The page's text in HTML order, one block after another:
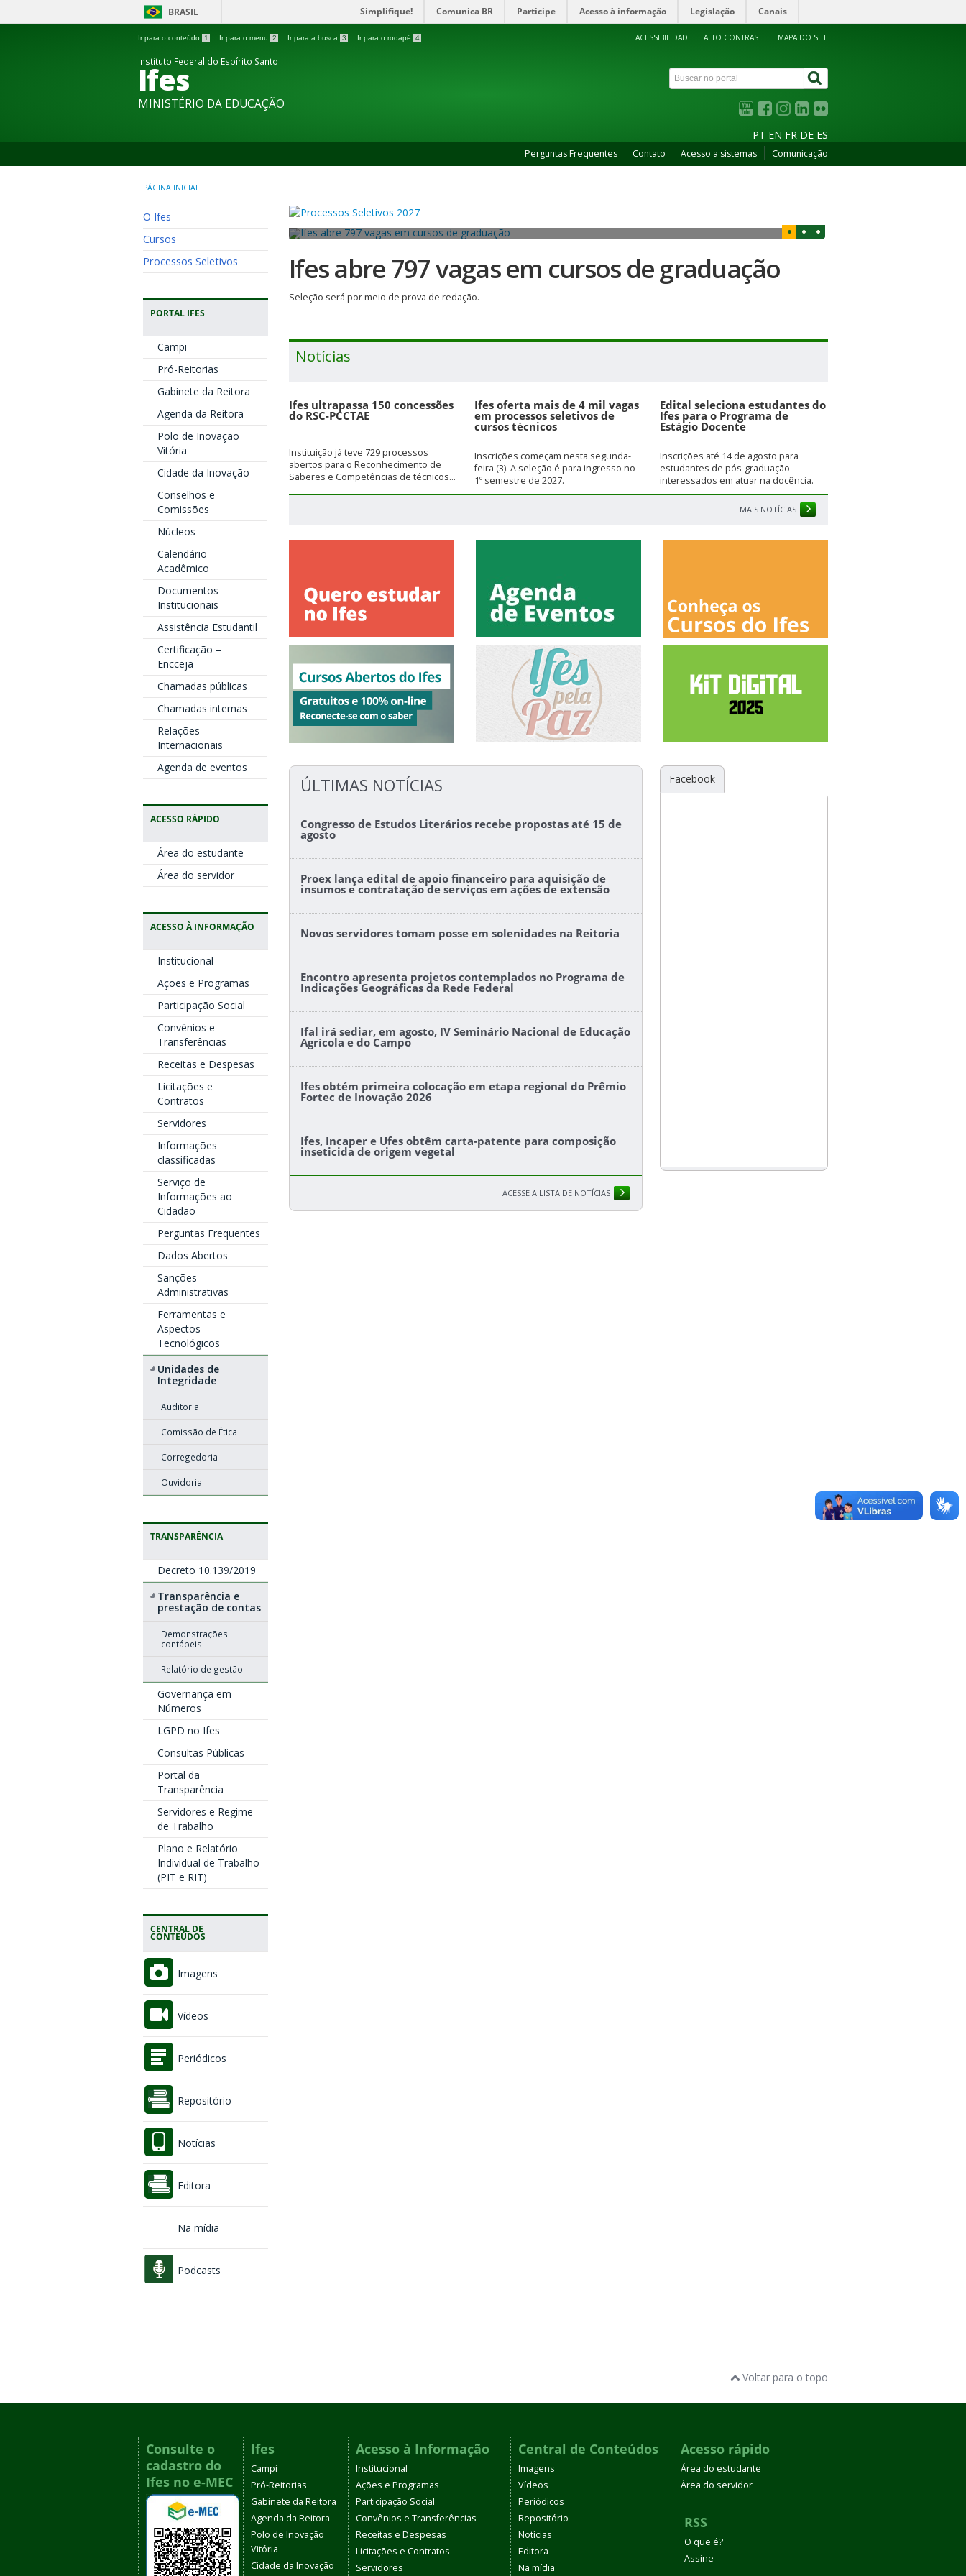
BRASIL Simplifique! Comunica BR Participe Acesso à informação Legislação Canais
Ir para o conteúdo 1 Ir para o menu 2 Ir para a busca 3 Ir para o rodapé 4 ACESSIBILIDADE ALTO CONTRASTE MAPA DO SITE
Instituto Federal do Espírito Santo
Ifes
MINISTÉRIO DA EDUCAÇÃO
PT EN FR DE ES
Perguntas Frequentes Contato Acesso a sistemas Comunicação
PÁGINA INICIAL
O Ifes
Cursos
Processos Seletivos
PORTAL IFES
Campi
Pró-Reitorias
Gabinete da Reitora
Agenda da Reitora
Polo de Inovação
Vitória
Cidade da Inovação
Conselhos e
Comissões
Núcleos
Calendário
Acadêmico
Documentos
Institucionais
Assistência Estudantil
Certificação –
Encceja
Chamadas públicas
Chamadas internas
Relações
Internacionais
Agenda de eventos
ACESSO RÁPIDO
Área do estudante
Área do servidor
ACESSO À INFORMAÇÃO
Institucional
Ações e Programas
Participação Social
Convênios e
Transferências
Receitas e Despesas
Licitações e
Contratos
Servidores
Informações
classificadas
Serviço de
Informações ao
Cidadão
Perguntas Frequentes
Dados Abertos
Sanções
Administrativas
Ferramentas e
Aspectos
Tecnológicos
Unidades de
Integridade
Auditoria
Comissão de Ética
Corregedoria
Ouvidoria
TRANSPARÊNCIA
Decreto 10.139/2019
Transparência e
prestação de contas
Demonstrações
contábeis
Relatório de gestão
Governança em
Números
LGPD no Ifes
Consultas Públicas
Portal da
Transparência
Servidores e Regime
de Trabalho
Plano e Relatório
Individual de Trabalho
(PIT e RIT)
CENTRAL DE
CONTEÚDOS
Imagens
Vídeos
Periódicos
Repositório
Notícias
Editora
Na mídia
Podcasts
Ifes abre 797 vagas em cursos de graduação
Seleção será por meio de prova de redação.
Notícias
Ifes ultrapassa 150 concessões
do RSC-PCCTAE
Instituição já teve 729 processos
abertos para o Reconhecimento de
Saberes e Competências de técnicos...
Ifes oferta mais de 4 mil vagas
em processos seletivos de
cursos técnicos
Inscrições começam nesta segunda-
feira (3). A seleção é para ingresso no
1º semestre de 2027.
Edital seleciona estudantes do
Ifes para o Programa de
Estágio Docente
Inscrições até 14 de agosto para
estudantes de pós-graduação
interessados em atuar na docência.
MAIS NOTÍCIAS
ÚLTIMAS NOTÍCIAS
Congresso de Estudos Literários recebe propostas até 15 de
agosto
Proex lança edital de apoio financeiro para aquisição de
insumos e contratação de serviços em ações de extensão
Novos servidores tomam posse em solenidades na Reitoria
Encontro apresenta projetos contemplados no Programa de
Indicações Geográficas da Rede Federal
Ifal irá sediar, em agosto, IV Seminário Nacional de Educação
Agrícola e do Campo
Ifes obtém primeira colocação em etapa regional do Prêmio
Fortec de Inovação 2026
Ifes, Incaper e Ufes obtêm carta-patente para composição
inseticida de origem vegetal
ACESSE A LISTA DE NOTÍCIAS
Facebook
Voltar para o topo
Consulte o
cadastro do
Ifes no e-MEC
Ifes
Campi
Pró-Reitorias
Gabinete da Reitora
Agenda da Reitora
Polo de Inovação
Vitória
Cidade da Inovação
Acesso à Informação
Institucional
Ações e Programas
Participação Social
Convênios e Transferências
Receitas e Despesas
Licitações e Contratos
Servidores
Central de Conteúdos
Imagens
Vídeos
Periódicos
Repositório
Notícias
Editora
Na mídia
Acesso rápido
Área do estudante
Área do servidor
RSS
O que é?
Assine